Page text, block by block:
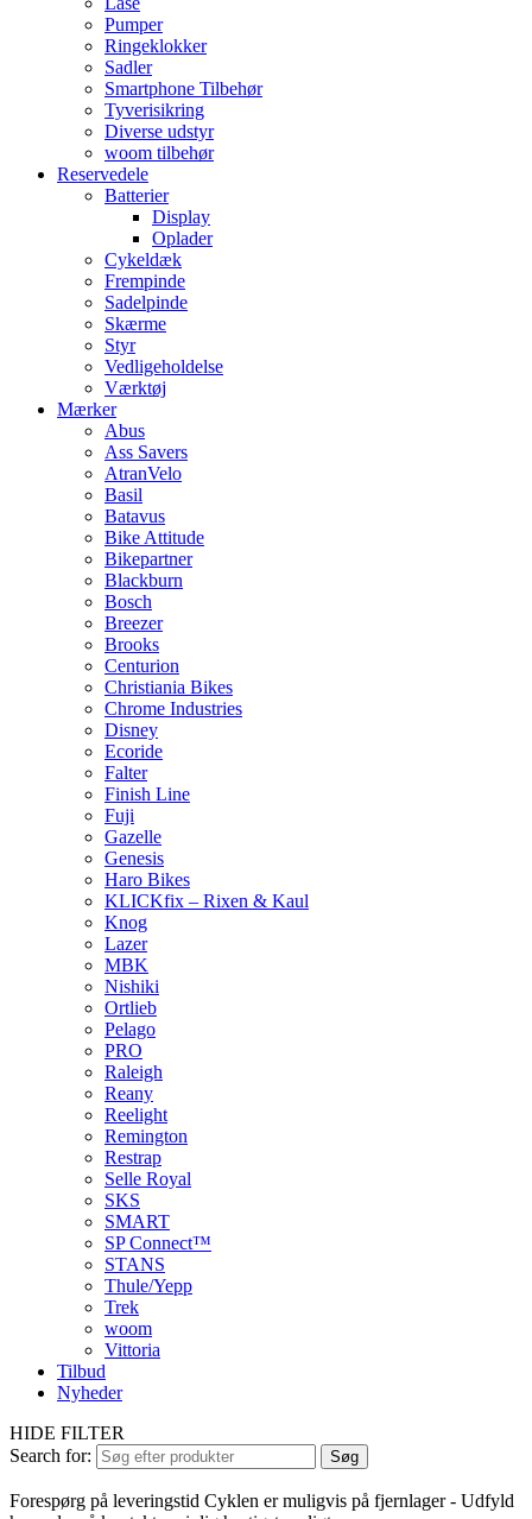
Pumper
Ringeklokker
Sadler
Smartphone Tilbehør
Tyverisikring
Diverse udstyr
woom tilbehør
Reservedele
Batterier
Display
Oplader
Cykeldæk
Frempinde
Sadelpinde
Skærme
Styr
Vedligeholdelse
Værktøj
Mærker
Abus
Ass Savers
AtranVelo
Basil
Batavus
Bike Attitude
Bikepartner
Blackburn
Bosch
Breezer
Brooks
Centurion
Christiania Bikes
Chrome Industries
Disney
Ecoride
Falter
Finish Line
Fuji
Gazelle
Genesis
Haro Bikes
KLICKfix – Rixen & Kaul
Knog
Lazer
MBK
Nishiki
Ortlieb
Pelago
PRO
Raleigh
Reany
Reelight
Remington
Restrap
Selle Royal
SKS
SMART
SP Connect™
STANS
Thule/Yepp
Trek
woom
Vittoria
Tilbud
Nyheder
HIDE FILTER
Search for:
Søg
Forespørg på leveringstid Cyklen er muligvis på fjernlager - Udfyld